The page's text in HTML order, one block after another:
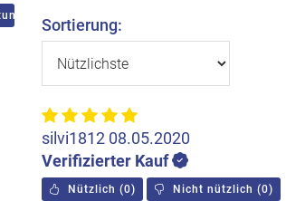
Sortierung:
silvi1812 08.05.2020
Verifizierter Kauf
Nützlich (0) Nicht nützlich (0)